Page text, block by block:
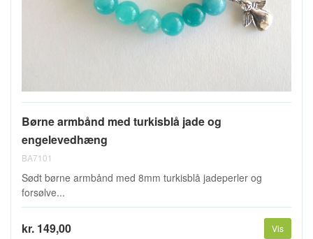
Børne armbånd med turkisblå jade og
engelevedhæng
BA7101
Sødt børne armbånd med 8mm turkisblå jadeperler og
forsølve...
kr. 149,00 Vis